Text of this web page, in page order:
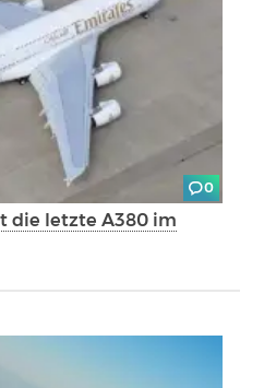
0
die letzte A380 im